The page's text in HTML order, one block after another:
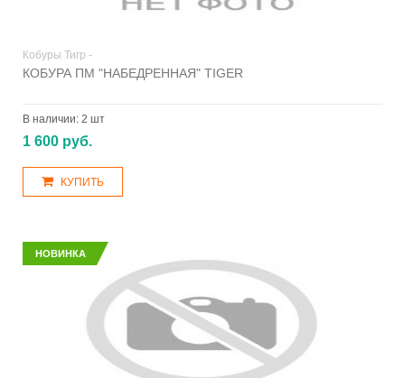
Кобуры Тигр -
КОБУРА ПМ "НАБЕДРЕННАЯ" TIGER
В наличии: 2 шт
1 600 руб.
КУПИТЬ
НОВИНКА